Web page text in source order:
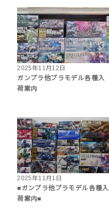
2025年11月12日
ガンプラ他プラモデル各種入
荷案内
2025年11月1日
■ガンプラ他プラモデル各種入
荷案内■